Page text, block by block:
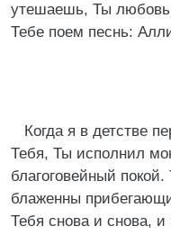
утешаешь, Ты
Тебе поем песнь:
Когда я в детстве
Тебя, Ты исполнил
благоговейный
блаженны
Тебя снова и снова, и